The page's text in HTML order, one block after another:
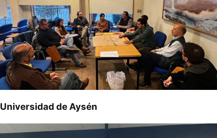
Universidad de Aysén